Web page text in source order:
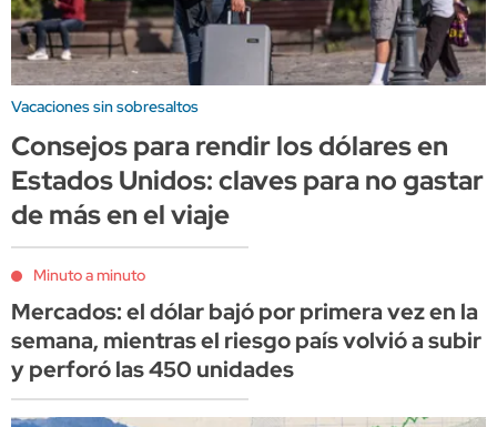
Vacaciones sin sobresaltos
Consejos para rendir los dólares en
Estados Unidos: claves para no gastar
de más en el viaje
Minuto a minuto
Mercados: el dólar bajó por primera vez en la
semana, mientras el riesgo país volvió a subir
y perforó las 450 unidades